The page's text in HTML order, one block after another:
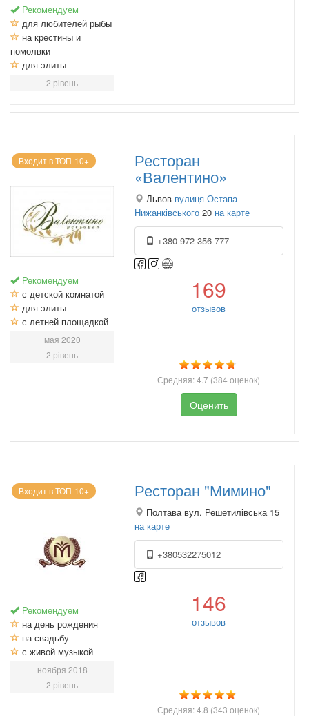
Рекомендуем
для любителей рыбы
на крестины и
помолвки
для элиты
2 рівень
Входит в ТОП-10+
Рекомендуем
с детской комнатой
для элиты
с летней площадкой
мая 2020
2 рівень
Ресторан
«Валентино»
Львов вулиця Остапа
Нижанківського 20 на карте
+380 972 356 777
169
отзывов
Средняя:4.7 (384 оценок)
Оценить
Входит в ТОП-10+
Рекомендуем
на день рождения
на свадьбу
с живой музыкой
ноября 2018
2 рівень
Ресторан "Мимино"
Полтава вул. Решетилівська 15
на карте
+380532275012
146
отзывов
Средняя:4.8 (343 оценок)